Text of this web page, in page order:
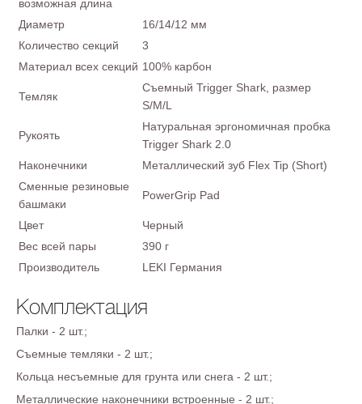
возможная длина
Диаметр
16/14/12 мм
Количество секций
3
Материал всех секций 100% карбон
Темляк
Съемный Trigger Shark, размер
S/M/L
Рукоять
Натуральная эргономичная пробка
Trigger Shark 2.0
Наконечники
Металлический зуб Flex Tip (Short)
Сменные резиновые
башмаки
PowerGrip Pad
Цвет
Черный
Вес всей пары
390 г
Производитель
LEKI Германия
Комплектация
Палки - 2 шт.;
Съемные темляки - 2 шт.;
Кольца несъемные для грунта или снега - 2 шт.;
Металлические наконечники встроенные - 2 шт.;